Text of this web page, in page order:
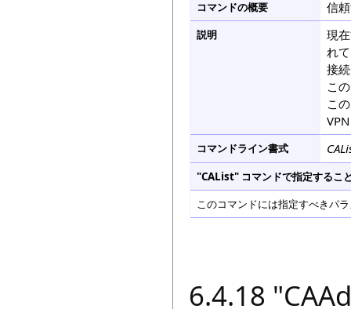
コマンドの概要 信
説明
現
れ
接
こ
こ
コマンドライン書式
"CAList" コマンドで指定するこ
このコマンドには指定すべきパ
6.4.18